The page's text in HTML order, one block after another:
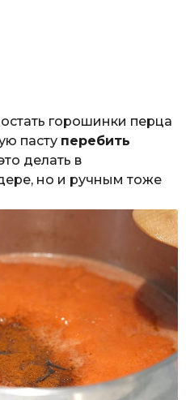
горошинки перца
пасту перебить
делать в
но и ручным тоже